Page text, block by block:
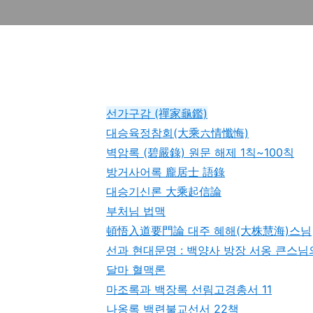
선가구감 (禪家龜鑑)
대승육정참회(大乘六情懺悔)
벽암록 (碧嚴錄) 원문 해제 1칙~100칙
방거사어록 龐居士 語錄
대승기신론 大乘起信論
부처님 법맥
頓悟入道要門論 대주 혜해(大株慧海)스님
선과 현대문명 : 백양사 방장 서옹 큰스님
달마 혈맥론
마조록과 백장록 선림고경총서 11
나옹록 백련불교선서 22책